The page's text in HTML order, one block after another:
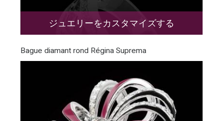
ジュエリーをカスタマイズする
Bague diamant rond Régina Suprema